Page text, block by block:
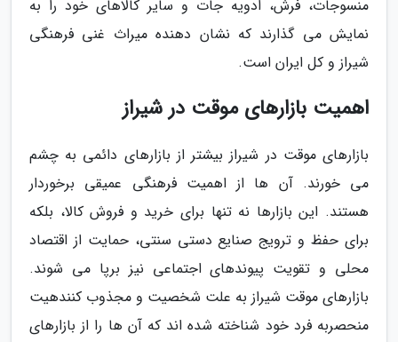
منسوجات، فرش، ادویه جات و سایر کالاهای خود را به
نمایش می گذارند که نشان دهنده میراث غنی فرهنگی
شیراز و کل ایران است.
اهمیت بازارهای موقت در شیراز
بازارهای موقت در شیراز بیشتر از بازارهای دائمی به چشم
می خورند. آن ها از اهمیت فرهنگی عمیقی برخوردار
هستند. این بازارها نه تنها برای خرید و فروش کالا، بلکه
برای حفظ و ترویج صنایع دستی سنتی، حمایت از اقتصاد
محلی و تقویت پیوندهای اجتماعی نیز برپا می شوند.
بازارهای موقت شیراز به علت شخصیت و مجذوب کنندهیت
منحصربه فرد خود شناخته شده اند که آن ها را از بازارهای